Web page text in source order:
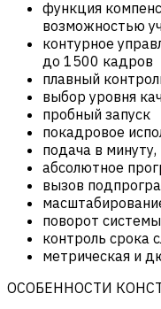
функция
возможностью
контурное
до 1500 кадров
плавный
выбор уровня
пробный запуск
покадровое
подача в
абсолютное
вызов
поворот
контроль срока
метрическая и
ОСОБЕННОСТИ